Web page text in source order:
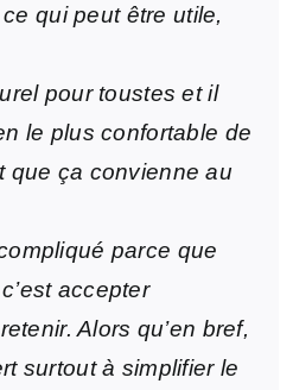
qui peut être utile,
pour toustes et il
le plus confortable de
que ça convienne au
parce que
accepter
Alors qu’en bref,
surtout à simplifier le